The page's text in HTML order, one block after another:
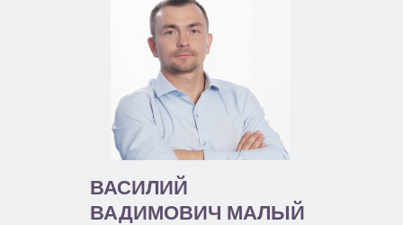
ВАСИЛИЙ
ВАДИМОВИЧ МАЛЫЙ